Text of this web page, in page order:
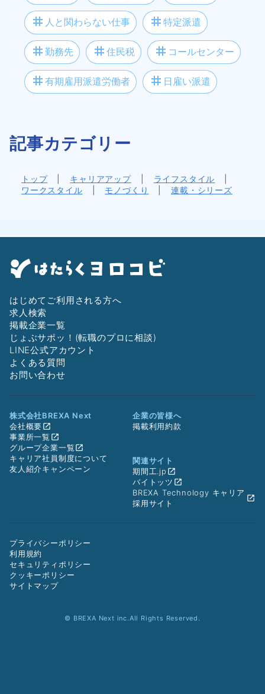
tag 人と関わらない仕事 tag 特定派遣
tag 勤務先 tag 住民税 tag コールセンター
tag 有期雇用派遣労働者 tag 日雇い派遣
記事カテゴリー
トップ キャリアアップ ライフスタイル
ワークスタイル
モノづくり 連載・シリーズ
はじめてご利用される方へ
求人検索
掲載企業一覧
じょぶサポッ！(転職のプロに相談)
LINE公式アカウント
よくある質問
お問い合わせ
株式会社BREXA Next
会社概要
事業所一覧
グループ企業一覧
キャリア社員制度について
友人紹介キャンペーン
企業の皆様へ
掲載利用約款
関連サイト
期間工.jp
バイトッツ
BREXA Technology キャリア
採用サイト
プライバシーポリシー
利用規約
セキュリティポリシー
クッキーポリシー
サイトマップ
© BREXA Next inc.All Rights Reserved.